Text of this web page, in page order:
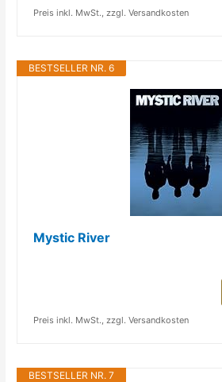
Preis inkl. MwSt., zzgl. Versandkosten
BESTSELLER NR. 6
Mystic River
Preis inkl. MwSt., zzgl. Versandkosten
BESTSELLER NR. 7